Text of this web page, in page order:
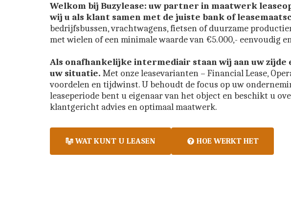
Welkom bij Buzylease: uw partner in maatwerk
wij u als klant samen met de juiste bank of
bedrijfsbussen, vrachtwagens, fietsen of duurzame
met wielen of een minimale waarde van €5.000,- eenvoudig
Als onafhankelijke intermediair staan wij aan uw zijde
uw situatie. Met onze leasevarianten – Financial Lease,
voordelen en tijdwinst. U behoudt de focus op uw
leaseperiode bent u eigenaar van het object en beschikt u
klantgericht advies en optimaal maatwerk.
WAT KUNT U LEASEN HOE WERKT HET